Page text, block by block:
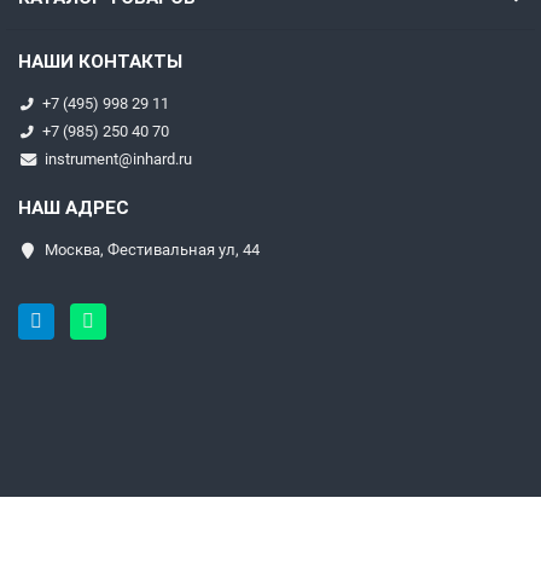
НАШИ КОНТАКТЫ
+7 (495) 998 29 11
+7 (985) 250 40 70
instrument@inhard.ru
НАШ АДРЕС
Москва, Фестивальная ул, 44